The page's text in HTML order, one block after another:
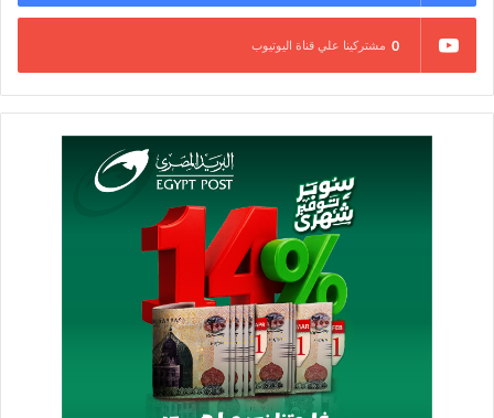
0 مشتركينا علي قناة اليوتيوب